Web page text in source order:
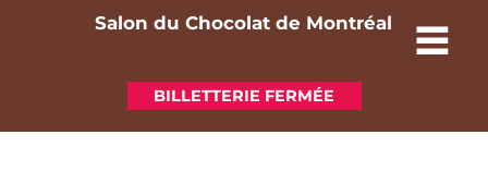
Salon du Chocolat de Montréal
BILLETTERIE FERMÉE